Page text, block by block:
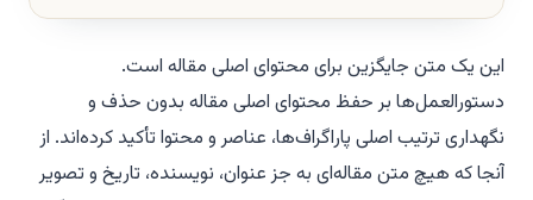
این یک متن جایگزین برای محتوای اصلی مقاله است.
دستورالعمل‌ها بر حفظ محتوای اصلی مقاله بدون حذف و
نگهداری ترتیب اصلی پاراگراف‌ها، عناصر و محتوا تأکید کرده‌اند. از
آنجا که هیچ متن مقاله‌ای به جز عنوان، نویسنده، تاریخ و تصویر